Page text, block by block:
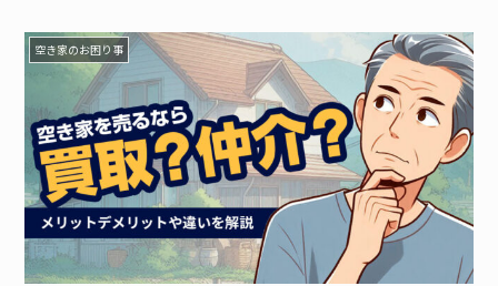
空き家のお困り事